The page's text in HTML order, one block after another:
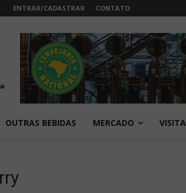
ENTRAR/CADASTRAR CONTATO
OUTRAS BEBIDAS MERCADO